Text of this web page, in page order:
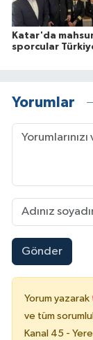
Katar'da
sporcular
Yorumlar
Gönder
Yorum yazarak
ve tüm
Kanal 45 -